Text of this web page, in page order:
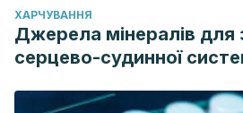
ХАРЧУВАННЯ
Джерела мінералів для
серцево-судинної